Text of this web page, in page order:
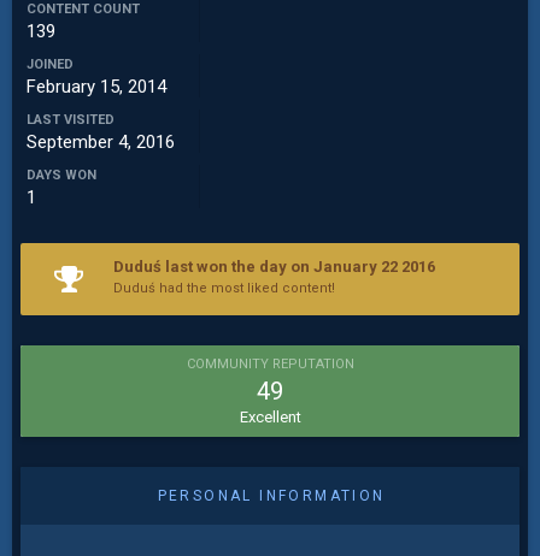
CONTENT COUNT
139
JOINED
February 15, 2014
LAST VISITED
September 4, 2016
DAYS WON
1
Duduś last won the day on January 22 2016
Duduś had the most liked content!
COMMUNITY REPUTATION
49
Excellent
PERSONAL INFORMATION